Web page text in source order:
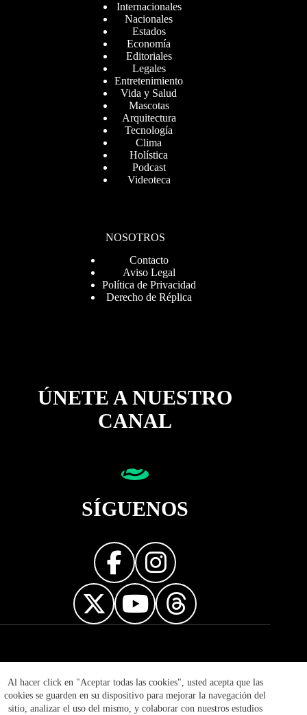
Al hacer click en "Aceptar todas las cookies", usted acepta que las
cookies se guarden en su dispositivo para mejorar la navegación del
sitio, analizar el uso del mismo, y colaborar con nuestros estudios
Internacionales
Nacionales
Estados
Economía
Editoriales
Legales
Entretenimiento
Vida y Salud
Mascotas
Arquitectura
Tecnología
Clima
Holística
Podcast
Videoteca
NOSOTROS
Contacto
Aviso Legal
Política de Privacidad
Derecho de Réplica
ÚNETE A NUESTRO
CANAL
SÍGUENOS